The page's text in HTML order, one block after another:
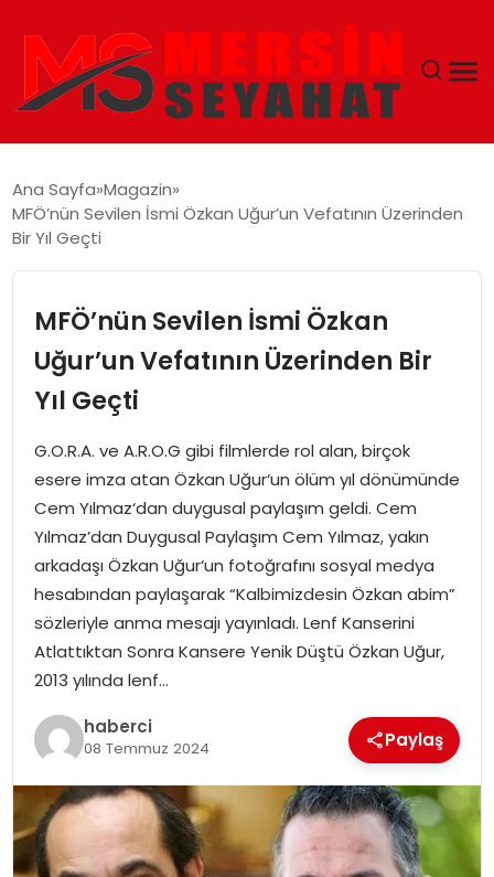
EKONOMI
GÜNCEL
Ana Sayfa Magazin
MFÖ’nün Sevilen İsmi Özkan Uğur’un Vefatının Üzerinden
Bir Yıl Geçti
MFÖ’nün Sevilen İsmi Özkan
Uğur’un Vefatının Üzerinden Bir
Yıl Geçti
G.O.R.A. ve A.R.O.G gibi filmlerde rol alan, birçok
esere imza atan Özkan Uğur‘un ölüm yıl dönümünde
Cem Yılmaz‘dan duygusal paylaşım geldi. Cem
Yılmaz’dan Duygusal Paylaşım Cem Yılmaz, yakın
arkadaşı Özkan Uğur‘un fotoğrafını sosyal medya
hesabından paylaşarak “Kalbimizdesin Özkan abim”
sözleriyle anma mesajı yayınladı. Lenf Kanserini
Atlattıktan Sonra Kansere Yenik Düştü Özkan Uğur,
2013 yılında lenf…
haberci
08 Temmuz 2024 Paylaş